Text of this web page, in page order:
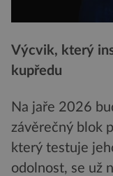
Výcvik, který
kupředu
Na jaře 2026
závěrečný blok
který testuje
odolnost, se už